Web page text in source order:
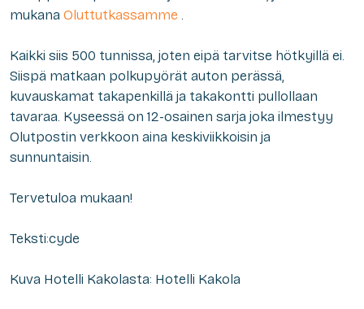
mukana Oluttutkassamme .
Kaikki siis 500 tunnissa, joten eipä tarvitse hötkyillä ei.
Siispä matkaan polkupyörät auton perässä,
kuvauskamat takapenkillä ja takakontti pullollaan
tavaraa. Kyseessä on 12-osainen sarja joka ilmestyy
Olutpostin verkkoon aina keskiviikkoisin ja
sunnuntaisin.
Tervetuloa mukaan!
Teksti:cyde
Kuva Hotelli Kakolasta: Hotelli Kakola